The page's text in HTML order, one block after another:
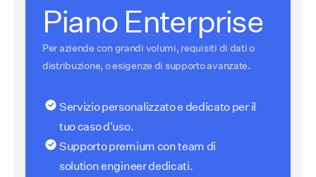
Piano Enterprise
Per aziende con grandi volumi, requisiti di dati o
distribuzione, o esigenze di supporto avanzate.
Servizio personalizzato e dedicato per il
tuo caso d'uso.
Supporto premium con team di
solution engineer dedicati.